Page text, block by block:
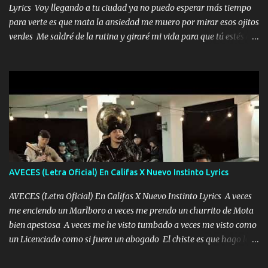
Lyrics Voy llegando a tu ciudad ya no puedo esperar más tiempo
para verte es que mata la ansiedad me muero por mirar esos ojitos
verdes Me saldré de la rutina y giraré mi vida para que tú estés en
solo yo tendre el candado 🔒 del amor ❤️ Música Mil y un besos
para dar ya estando en tu ciudad no habrá quien lo detenga si las
copas van de más vayamos a un lugar y cerremos las puertas
Entre alcohol y besos se va incrementado el Fuego en esa
habitación ya no mires más el reloj Única por donde vas me curas
tú mi mal moviendo tu silueta no hay otra que te sea igual te ves
tan especial por eso es que me tientas Aquí estoy no dejaré que se
te acerque nadie porque solo yo tendre el candado 🔒 del a...
AVECES (Letra Oficial) En Califas X Nuevo Instinto Lyrics
AVECES (Letra Oficial) En Califas X Nuevo Instinto Lyrics A veces
me enciendo un Marlboro a veces me prendo un churrito de Mota
bien apestosa A veces me he visto tumbado a veces me visto como
un Licenciado como si fuera un abogado El chiste es que hago lo